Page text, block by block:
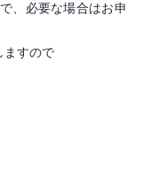
、必要な場合はお申
ますので